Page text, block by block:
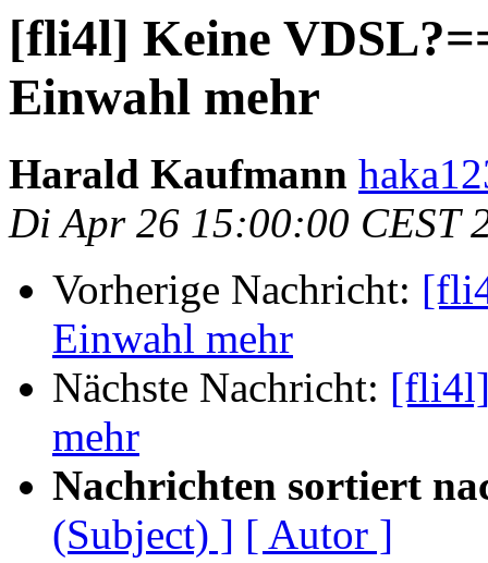
[fli4l] Keine
Einwahl mehr
Harald Kaufmann
Di Apr 26 15:00:00 CEST
Vorherige Nachricht:
Einwahl mehr
Nächste Nachricht: [fli4l]
mehr
Nachrichten sortiert
(Subject) ] [ Autor ]